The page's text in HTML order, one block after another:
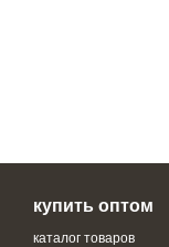
купить оптом
каталог товаров